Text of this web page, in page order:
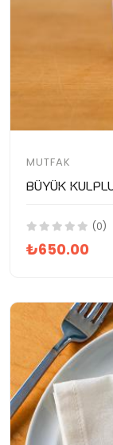
MUTFAK
Büyük
(0)
₺650.00